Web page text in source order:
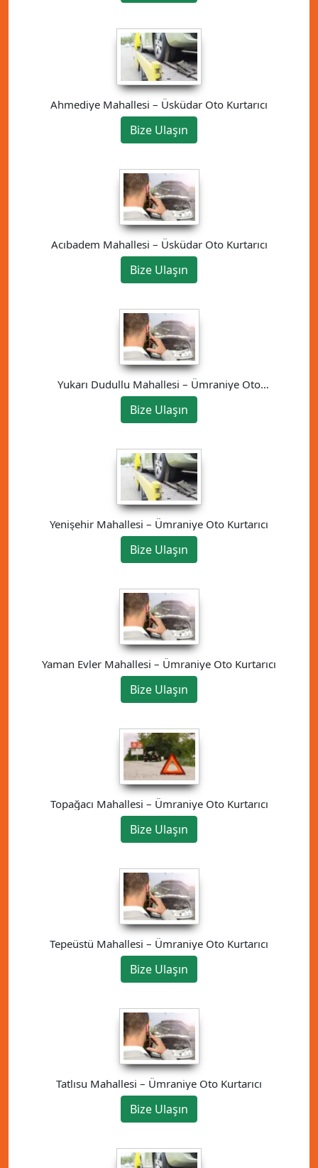
Ahmediye Mahallesi – Üsküdar Oto Kurtarıcı
Bize Ulaşın
Acıbadem Mahallesi – Üsküdar Oto Kurtarıcı
Bize Ulaşın
Yukarı Dudullu Mahallesi – Ümraniye Oto
Kurtarıcı
Bize Ulaşın
Yenişehir Mahallesi – Ümraniye Oto Kurtarıcı
Bize Ulaşın
Yaman Evler Mahallesi – Ümraniye Oto Kurtarıcı
Bize Ulaşın
Topağacı Mahallesi – Ümraniye Oto Kurtarıcı
Bize Ulaşın
Tepeüstü Mahallesi – Ümraniye Oto Kurtarıcı
Bize Ulaşın
Tatlısu Mahallesi – Ümraniye Oto Kurtarıcı
Bize Ulaşın